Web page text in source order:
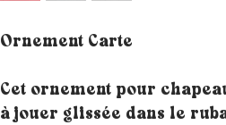
Ornement Carte
Cet ornement pour
à jouer glissée dans le